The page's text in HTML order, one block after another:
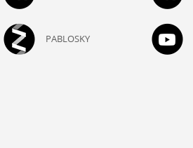
PABLOSKY